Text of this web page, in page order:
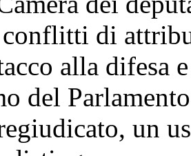
di
alla difesa
del
un